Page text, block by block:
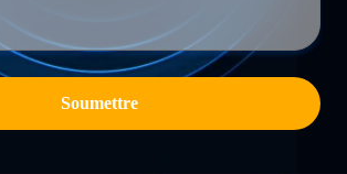
Soumettre